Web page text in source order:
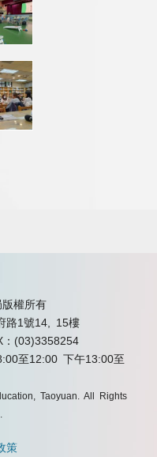
權所有
路1號14, 15樓
：(03)3358254
至12:00 下午13:00至
Taoyuan. All Rights
策